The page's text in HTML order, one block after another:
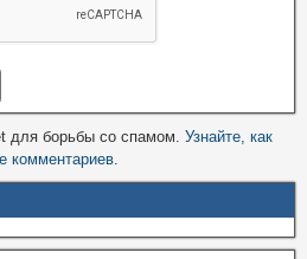
для борьбы со спамом. Узнайте, как
комментариев.